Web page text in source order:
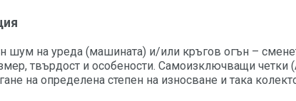
шум на уреда (машината) и/или кръгов огън –
твърдост и особености. Самоизключващи четки
на определена степен на износване и така